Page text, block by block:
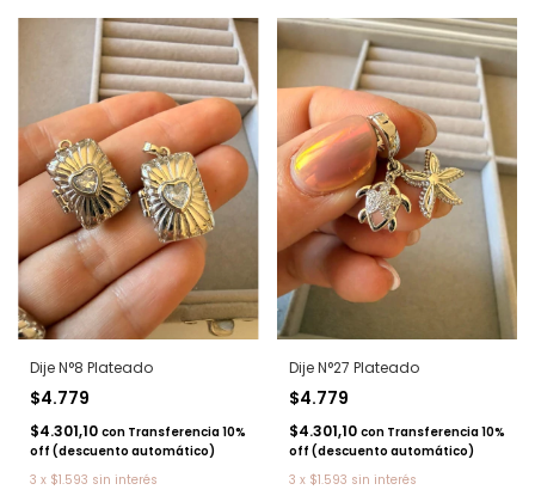
Dije N°8 Plateado
$4.779
$4.301,10 con Transferencia 10%
off (descuento automático)
3 x $1.593 sin interés
Dije N°27 Plateado
$4.779
$4.301,10 con Transferencia 10%
off (descuento automático)
3 x $1.593 sin interés